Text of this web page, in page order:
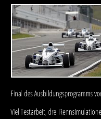
Final des Ausbildungsprogramms
Viel Testarbeit, drei